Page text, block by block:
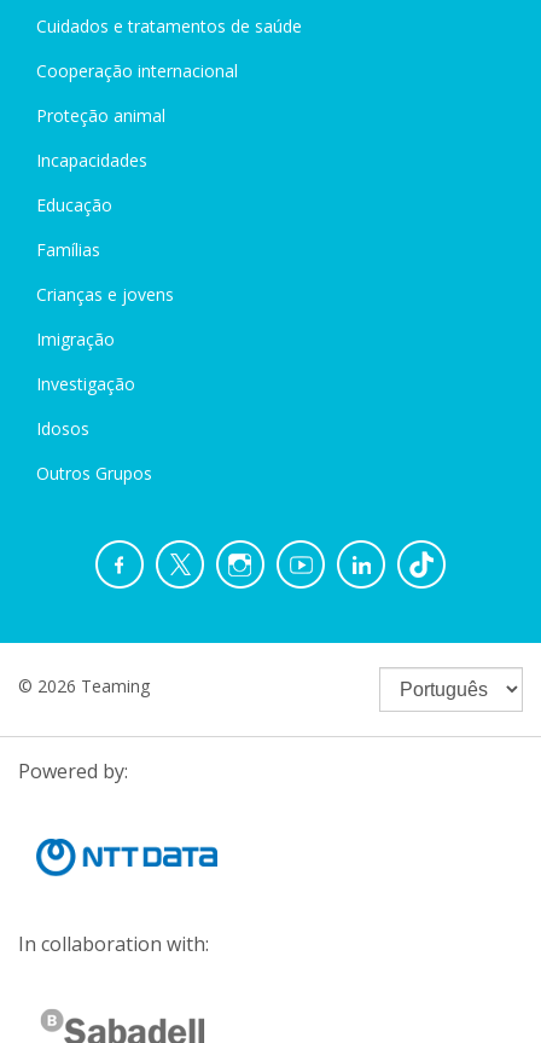
Cuidados e tratamentos de saúde
Cooperação internacional
Proteção animal
Incapacidades
Educação
Famílias
Crianças e jovens
Imigração
Investigação
Idosos
Outros Grupos
© 2026 Teaming
Powered by:
In collaboration with: